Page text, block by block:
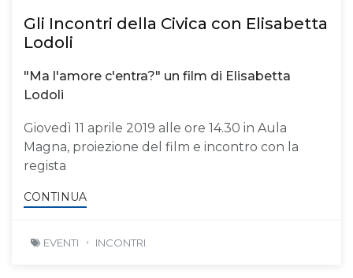
Gli Incontri della Civica con Elisabetta
Lodoli
"Ma l'amore c'entra?" un film di Elisabetta
Lodoli
Giovedì 11 aprile 2019 alle ore 14.30 in Aula
Magna, proiezione del film e incontro con la
regista
CONTINUA
EVENTI INCONTRI